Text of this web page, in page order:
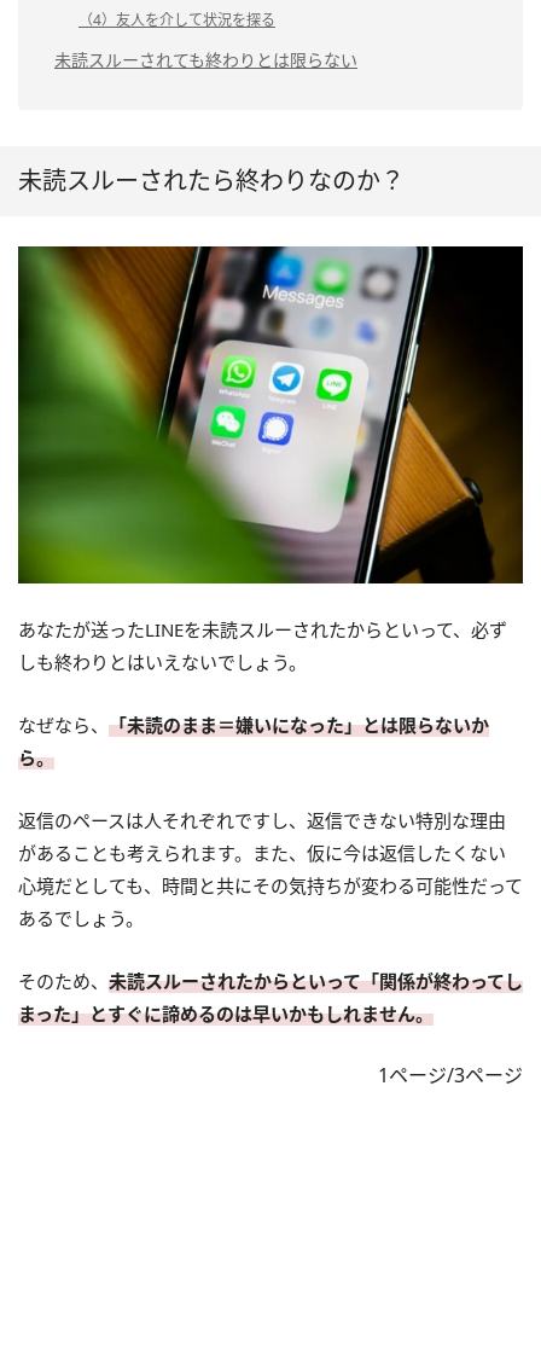
（4）友人を介して状況を探る
未読スルーされても終わりとは限らない
未読スルーされたら終わりなのか？
あなたが送ったLINEを未読スルーされたからといって、必ず
しも終わりとはいえないでしょう。
なぜなら、 「未読のまま＝嫌いになった」とは限らないか
ら。
返信のペースは人それぞれですし、返信できない特別な理由
があることも考えられます。また、仮に今は返信したくない
心境だとしても、時間と共にその気持ちが変わる可能性だって
あるでしょう。
そのため、 未読スルーされたからといって「関係が終わってし
まった」とすぐに諦めるのは早いかもしれません。
1ページ/3ページ